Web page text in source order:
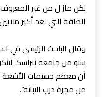
لكن مازال من غير
الطاقة التي تعد أكبر
وقال الباحث الرئيسي في
سنو من جامعة نبراسكا
أن معظم جسيمات الأشعة
من مجرة ​​درب التبانة”.